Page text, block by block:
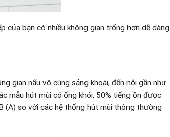
của bạn có nhiều không gian trống hơn dễ dàng
gian nấu vô cùng sảng khoái, đến nỗi gần như
mẫu hút mùi có ống khói, 50% tiếng ồn được
(A) so với các hệ thống hút mùi thông thường